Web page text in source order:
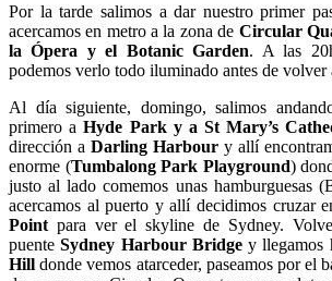
Por la tarde salimos a dar nuestro primer
acercamos en metro a la zona de Circular
la Ópera y el Botanic Garden. A las
podemos verlo todo iluminado antes de volver
Al día siguiente, domingo, salimos
primero aHyde Park y a St Mary’s
dirección a Darling Harbour y allí
enorme (Tumbalong Park Playground)
justo al lado comemos unas hamburguesas
acercamos al puerto y allí decidimos cruzar
Point para ver el skyline de Sydney.
puente Sydney Harbour Bridgey llegamos
Hill donde vemos atarceder, paseamos por el